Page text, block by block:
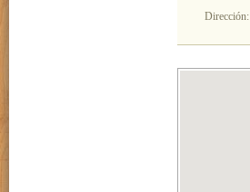
Dirección: